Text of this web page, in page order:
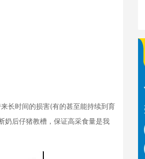
长时间的损害(有的甚至能持续到育
奶后仔猪教槽，保证高采食量是我